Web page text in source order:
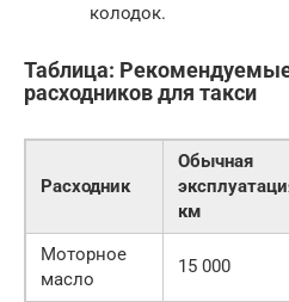
колодок.
Таблица:
расходников для такси
Расходник
Обычная
км
Моторное
масло
15 000